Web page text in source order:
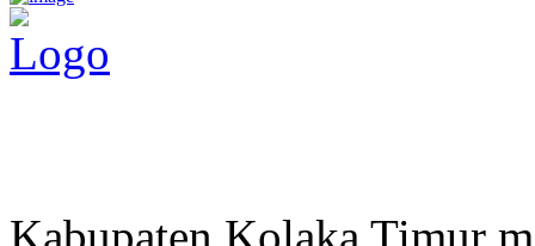
Kabupaten Kolaka Timur